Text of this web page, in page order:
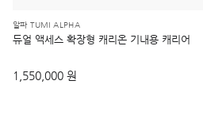
알파 TUMI ALPHA
듀얼 액세스 확장형 캐리온 기내용 캐리어
1,550,000 원